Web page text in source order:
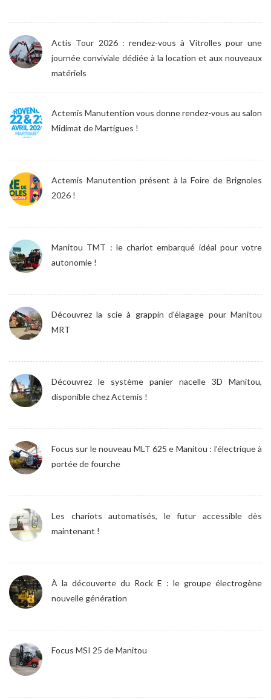
Actis Tour 2026 : rendez-vous à Vitrolles pour une
journée conviviale dédiée à la location et aux nouveaux
matériels
Actemis Manutention vous donne rendez-vous au salon
Midimat de Martigues !
Actemis Manutention présent à la Foire de Brignoles
2026 !
Manitou TMT : le chariot embarqué idéal pour votre
autonomie !
Découvrez la scie à grappin d'élagage pour Manitou
MRT
Découvrez le système panier nacelle 3D Manitou,
disponible chez Actemis !
Focus sur le nouveau MLT 625 e Manitou : l’électrique à
portée de fourche
Les chariots automatisés, le futur accessible dès
maintenant !
À la découverte du Rock E : le groupe électrogène
nouvelle génération
Focus MSI 25 de Manitou